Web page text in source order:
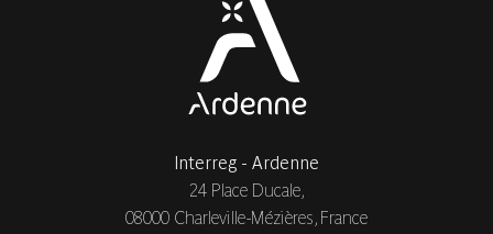
Interreg - Ardenne
24 Place Ducale,
08000 Charleville-Mézières, France